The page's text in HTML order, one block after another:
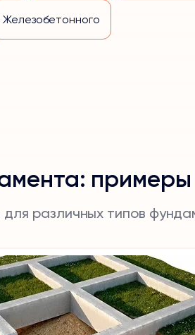
Железобетонного
различных типов